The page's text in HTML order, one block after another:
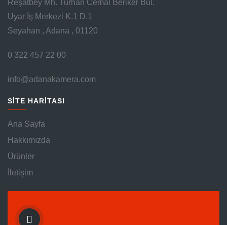
Reşatbey Mh. Turhan Cemal Beriker Bul.
Uyar İş Merkezi K.1 D.1
Seyahan , Adana , 01120
0 322 457 22 00
info@adanakamera.com
SİTE HARİTASI
Ana Sayfa
Hakkımızda
Ürünler
İletişim